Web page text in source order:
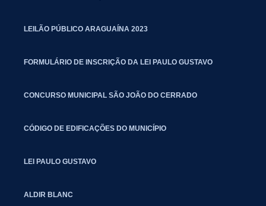
LEILÃO PÚBLICO ARAGUAÍNA 2023
FORMULÁRIO DE INSCRIÇÃO DA LEI PAULO GUSTAVO
CONCURSO MUNICIPAL SÃO JOÃO DO CERRADO
CÓDIGO DE EDIFICAÇÕES DO MUNICÍPIO
LEI PAULO GUSTAVO
ALDIR BLANC